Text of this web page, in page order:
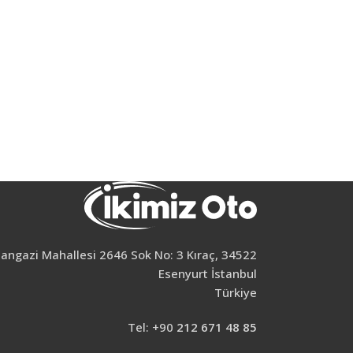
Mahallesi 2646 Sok No: 3 Kıraç, 34522
Esenyurt İstanbul
Türkiye
Tel: +90 212 671 48 85